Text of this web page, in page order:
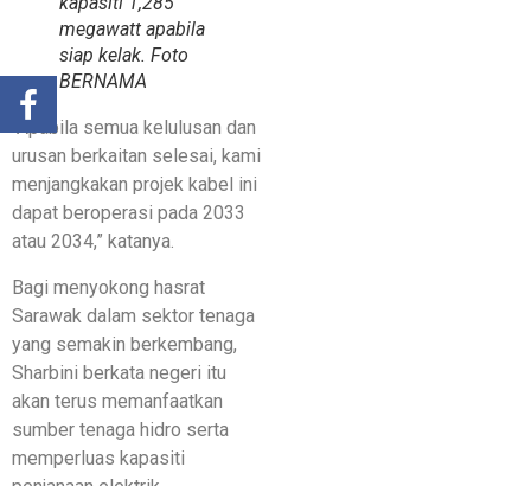
megawatt apabila
siap kelak. Foto
BERNAMA
“Apabila semua kelulusan dan
urusan berkaitan selesai, kami
menjangkakan projek kabel ini
dapat beroperasi pada 2033
atau 2034,” katanya.
Bagi menyokong hasrat
Sarawak dalam sektor tenaga
yang semakin berkembang,
Sharbini berkata negeri itu
akan terus memanfaatkan
sumber tenaga hidro serta
memperluas kapasiti